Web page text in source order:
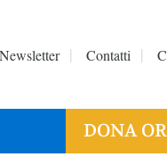
Newsletter Contatti
DONA